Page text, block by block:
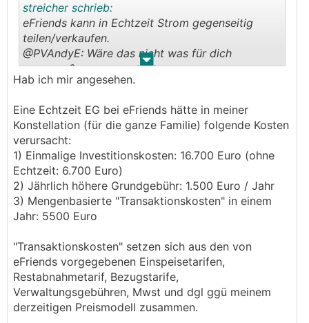
. .
streicher schrieb:
eFriends kann in Echtzeit Strom gegenseitig
teilen/verkaufen.
@PVAndyE: Wäre das nicht was für dich
gewesen?
Hab ich mir angesehen.
Eine Echtzeit EG bei eFriends hätte in meiner
Konstellation (für die ganze Familie) folgende Kosten
verursacht:
1) Einmalige Investitionskosten: 16.700 Euro (ohne
Echtzeit: 6.700 Euro)
2) Jährlich höhere Grundgebühr: 1.500 Euro / Jahr
3) Mengenbasierte "Transaktionskosten" in einem
Jahr: 5500 Euro
"Transaktionskosten" setzen sich aus den von
eFriends vorgegebenen Einspeisetarifen,
Restabnahmetarif, Bezugstarife,
Verwaltungsgebühren, Mwst und dgl ggü meinem
derzeitigen Preismodell zusammen.